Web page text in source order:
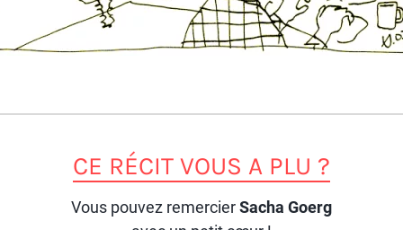
CE RÉCIT VOUS A PLU ?
Vous pouvez remercierSacha Goerg